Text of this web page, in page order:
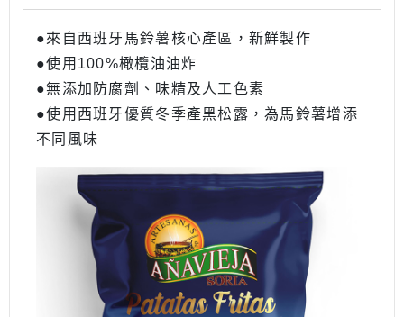
●來⾃⻄班牙⾺鈴薯核⼼產區，新鮮製作
●使⽤100%橄欖油油炸
●無添加防腐劑、味精及⼈⼯⾊素
●使⽤⻄班牙優質冬季產⿊松露，為⾺鈴薯增添
不同風味